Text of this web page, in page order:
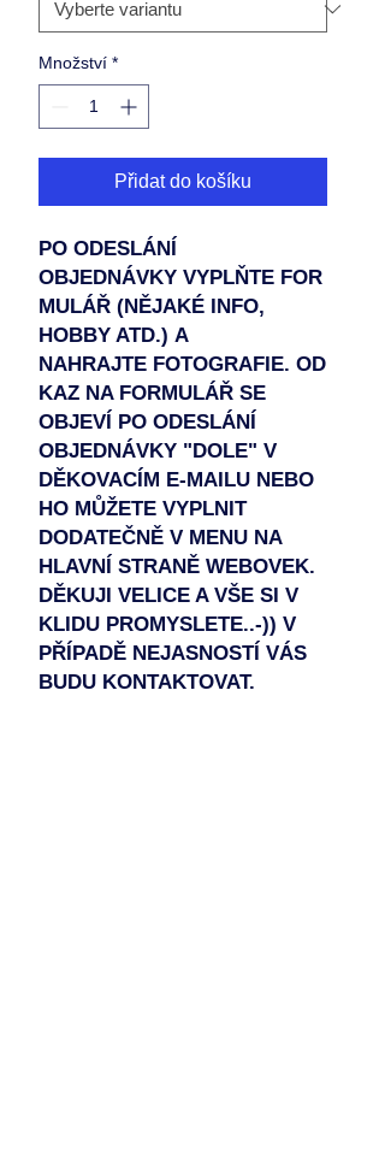
Množství *
Přidat do košíku
PO ODESLÁNÍ
OBJEDNÁVKY VYPLŇTE FOR
MULÁŘ (NĚJAKÉ INFO,
HOBBY ATD.) A
NAHRAJTE FOTOGRAFIE. OD
KAZ NA FORMULÁŘ SE
OBJEVÍ PO ODESLÁNÍ
OBJEDNÁVKY "DOLE" V
DĚKOVACÍM E-MAILU NEBO
HO MŮŽETE VYPLNIT
DODATEČNĚ V MENU NA
HLAVNÍ STRANĚ WEBOVEK.
DĚKUJI VELICE A VŠE SI V
KLIDU PROMYSLETE..-)) V
PŘÍPADĚ NEJASNOSTÍ VÁS
BUDU KONTAKTOVAT.